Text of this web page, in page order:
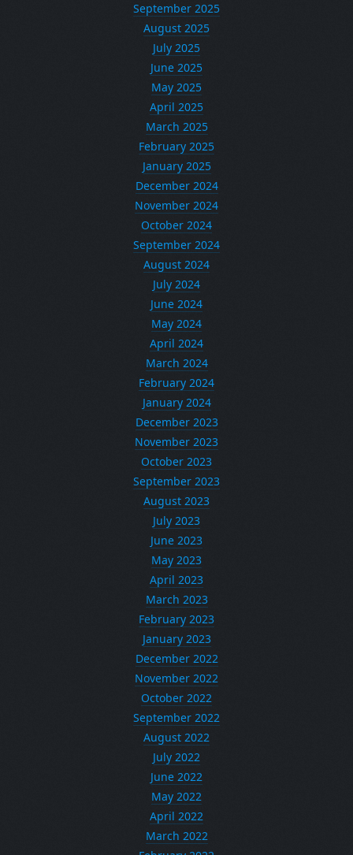
September 2025
August 2025
July 2025
June 2025
May 2025
April 2025
March 2025
February 2025
January 2025
December 2024
November 2024
October 2024
September 2024
August 2024
July 2024
June 2024
May 2024
April 2024
March 2024
February 2024
January 2024
December 2023
November 2023
October 2023
September 2023
August 2023
July 2023
June 2023
May 2023
April 2023
March 2023
February 2023
January 2023
December 2022
November 2022
October 2022
September 2022
August 2022
July 2022
June 2022
May 2022
April 2022
March 2022